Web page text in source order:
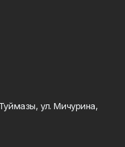
ул. Мичурина,